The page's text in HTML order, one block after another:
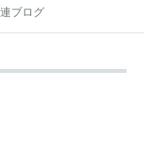
ブログ